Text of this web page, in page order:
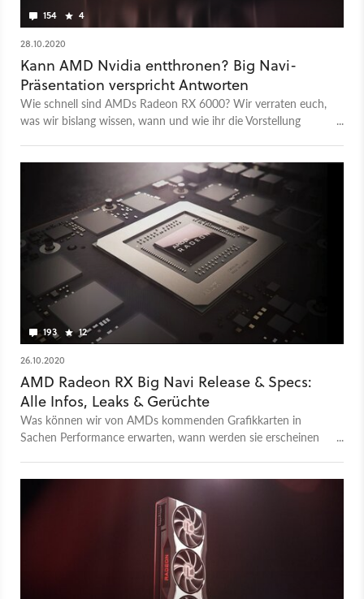
154 4
28.10.2020
Kann AMD Nvidia entthronen? Big Navi-
Präsentation verspricht Antworten
Wie schnell sind AMDs Radeon RX 6000? Wir verraten euch,
was wir bislang wissen, wann und wie ihr die Vorstellung
193 12
26.10.2020
AMD Radeon RX Big Navi Release & Specs:
Alle Infos, Leaks & Gerüchte
Was können wir von AMDs kommenden Grafikkarten in
Sachen Performance erwarten, wann werden sie erscheinen